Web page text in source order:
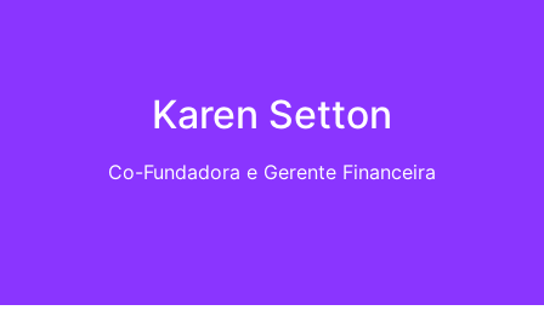
Karen Setton
Co-Fundadora e Gerente Financeira
tranquilidade e confiança aos clientes. Sua